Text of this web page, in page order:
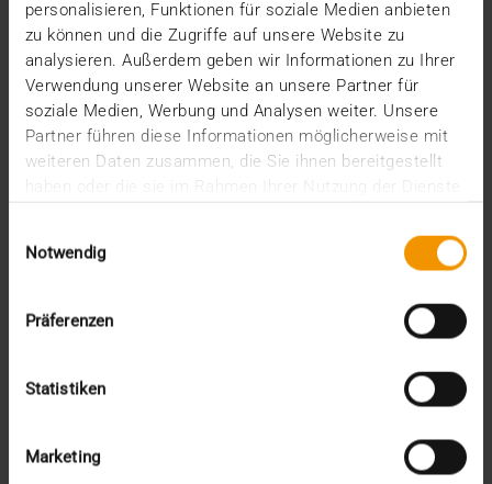
personalisieren, Funktionen für soziale Medien anbieten
zu können und die Zugriffe auf unsere Website zu
analysieren. Außerdem geben wir Informationen zu Ihrer
Verwendung unserer Website an unsere Partner für
soziale Medien, Werbung und Analysen weiter. Unsere
Partner führen diese Informationen möglicherweise mit
weiteren Daten zusammen, die Sie ihnen bereitgestellt
Notwendig
Präferenzen
Statistiken
Marketing
Le diagnostic complet
Analyses de sang et d’urine, échographie,